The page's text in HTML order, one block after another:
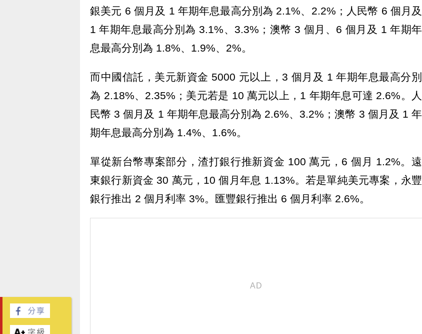
銀美元 6 個月及 1 年期年息最高分別為 2.1%、2.2%；人民幣 6 個月及
1 年期年息最高分別為 3.1%、3.3%；澳幣 3 個月、6 個月及 1 年期年
息最高分別為 1.8%、1.9%、2%。
而中國信託，美元新資金 5000 元以上，3 個月及 1 年期年息最高分別
為 2.18%、2.35%；美元若是 10 萬元以上，1 年期年息可達 2.6%。人
民幣 3 個月及 1 年期年息最高分別為 2.6%、3.2%；澳幣 3 個月及 1 年
期年息最高分別為 1.4%、1.6%。
單從新台幣專案部分，渣打銀行推新資金 100 萬元，6 個月 1.2%。遠
東銀行新資金 30 萬元，10 個月年息 1.13%。若是單純美元專案，永豐
銀行推出 2 個月利率 3%。匯豐銀行推出 6 個月利率 2.6%。